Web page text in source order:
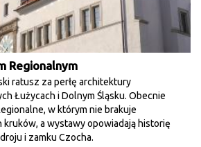
Regionalnym
ratusz za perłę architektury
Łużycach i Dolnym Śląsku. Obecnie
w którym nie brakuje
kruków, a wystawy opowiadają historię
i zamku Czocha.